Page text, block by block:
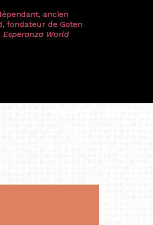
celle avec ma
dont la générosité et
conduite de
Aujourd’hui encore,
et inspirante
de créer et de tendre